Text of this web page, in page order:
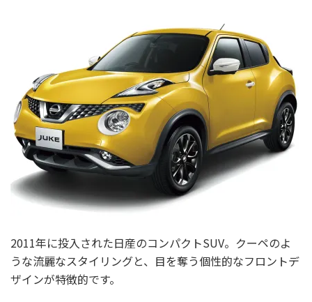
2011年に投入された日産のコンパクトSUV。クーペのよ
うな流麗なスタイリングと、目を奪う個性的なフロントデ
ザインが特徴的です。